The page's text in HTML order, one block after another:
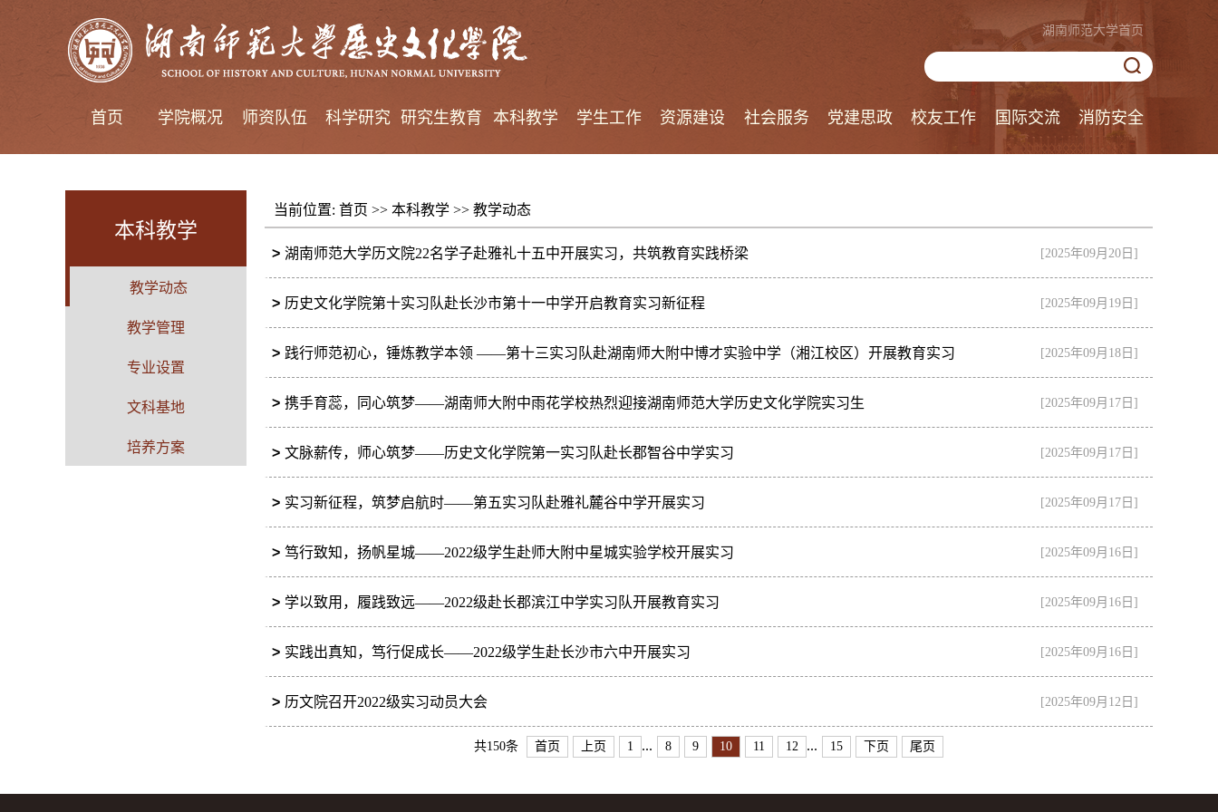
湖南师范大学首页
首页 学院概况 师资队伍 科学研究 研究生教育 本科教学 学生工作 资源建设 社会服务 党建思政 校友工作 国际交流 消防安全
本科教学
教学动态
教学管理
专业设置
文科基地
培养方案
当前位置: 首页 >> 本科教学 >> 教学动态
> 湖南师范大学历文院22名学子赴雅礼十五中开展实习，共筑教育实践桥梁 [2025年09月20日]
> 历史文化学院第十实习队赴长沙市第十一中学开启教育实习新征程 [2025年09月19日]
> 践行师范初心，锤炼教学本领 ——第十三实习队赴湖南师大附中博才实验中学（湘江校区）开展教育实习 [2025年09月18日]
> 携手育蕊，同心筑梦——湖南师大附中雨花学校热烈迎接湖南师范大学历史文化学院实习生 [2025年09月17日]
> 文脉薪传，师心筑梦——历史文化学院第一实习队赴长郡智谷中学实习 [2025年09月17日]
> 实习新征程，筑梦启航时——第五实习队赴雅礼麓谷中学开展实习 [2025年09月17日]
> 笃行致知，扬帆星城——2022级学生赴师大附中星城实验学校开展实习 [2025年09月16日]
> 学以致用，履践致远——2022级赴长郡滨江中学实习队开展教育实习 [2025年09月16日]
> 实践出真知，笃行促成长——2022级学生赴长沙市六中开展实习 [2025年09月16日]
> 历文院召开2022级实习动员大会 [2025年09月12日]
共150条 首页 上页 1 ... 8 9 10 11 12 ... 15 下页 尾页